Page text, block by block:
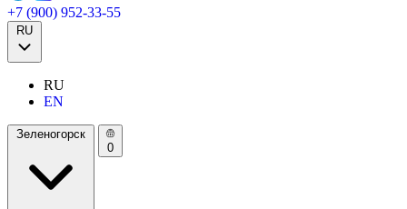
+7 (900) 952-33-55
RU
RU
EN
Зеленогорск
0